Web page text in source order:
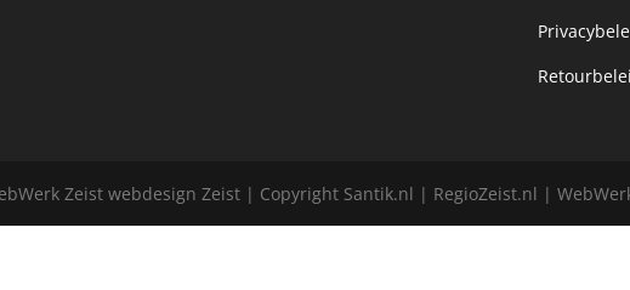
Zeist webdesign Zeist | Copyright Santik.nl | RegioZeist.nl |